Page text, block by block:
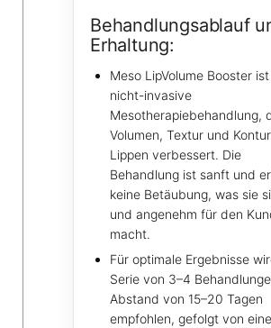
Behandlungsablauf
Erhaltung:
Meso LipVolume Booster
nicht-invasive
Mesotherapiebehandlung,
Volumen, Textur und
Lippen verbessert. Die
Behandlung ist sanft und
keine Betäubung, was sie
und angenehm für den
macht.
Für optimale Ergebnisse
Serie von 3–4
Abstand von 15–20 Tagen
empfohlen, gefolgt von